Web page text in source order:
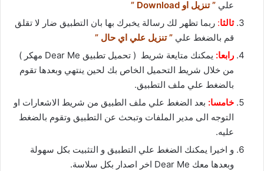
علي ” تنزيل او Download ”
ثالثا: ربما تظهر لك رسالة يخبرك بها بان التطبيق ضار لا تقلق
قم بالضغط علي ” تنزيل علي اي حال ”
رابعا:
يمكنك متايعة شريط ( تحميل تطبيق Dear Me مهكر )
من خلال شريط التحميل الخاص بك لحين ينتهي وبعدها تقوم
بالضغط علي ملف التطبيق.
خامسا: بعد الضغط علي ملف الطبيق من شريط الاشعارات او
التوجه الى مدير الملفات وتبحث عن التطبيق وتقوم بالضغط
عليه.
و اخيرا يمكنك الضغط علي التطبيق و التثبيت بكل سهولة
وبعدها معك Dear Me اخر اصدار بكل سلاسة.